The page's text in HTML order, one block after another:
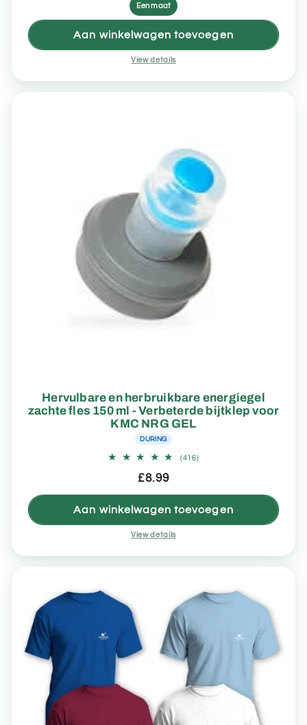
Een maat
Aan winkelwagen toevoegen
View details
Hervulbare en herbruikbare energiegel
zachte fles 150 ml - Verbeterde bijtklep voor
KMC NRG GEL
DURING
(416)416
Normale
prijs
£8.99
Aan winkelwagen toevoegen
View details